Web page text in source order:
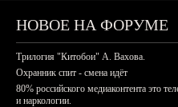
НОВОЕ НА ФОРУМЕ
Трилогия "Китобои" А. Вахова.
Охранник спит - смена идёт
80% российского медиаконтента это
и наркологии.